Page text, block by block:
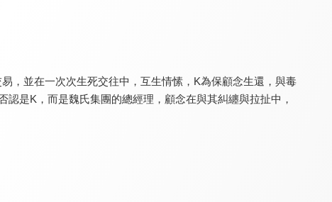
，並在一次次生死交往中，互生情愫，K為保顧念生還，與毒
是K，而是魏氏集團的總經理，顧念在與其糾纏與拉扯中，